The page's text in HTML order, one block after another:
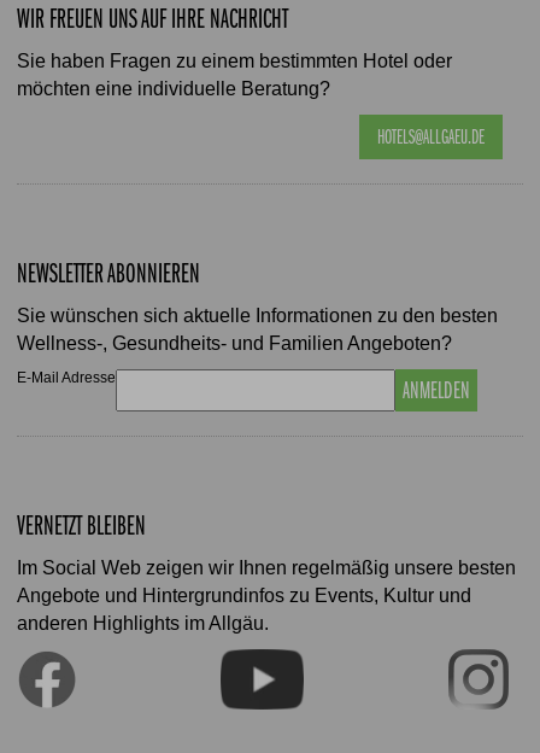
WIR FREUEN UNS AUF IHRE NACHRICHT
Sie haben Fragen zu einem bestimmten Hotel oder
möchten eine individuelle Beratung?
HOTELS@ALLGAEU.DE
NEWSLETTER ABONNIEREN
Sie wünschen sich aktuelle Informationen zu den besten
Wellness-, Gesundheits- und Familien Angeboten?
E-Mail Adresse ANMELDEN
VERNETZT BLEIBEN
Im Social Web zeigen wir Ihnen regelmäßig unsere besten
Angebote und Hintergrundinfos zu Events, Kultur und
anderen Highlights im Allgäu.